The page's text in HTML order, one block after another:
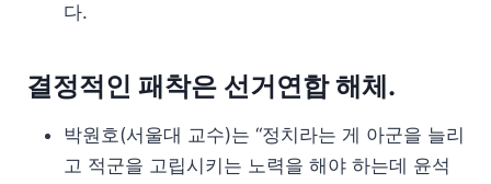
다.
결정적인 패착은 선거연합 해체.
박원호(서울대 교수)는 “정치라는 게 아군을 늘리
고 적군을 고립시키는 노력을 해야 하는데 윤석